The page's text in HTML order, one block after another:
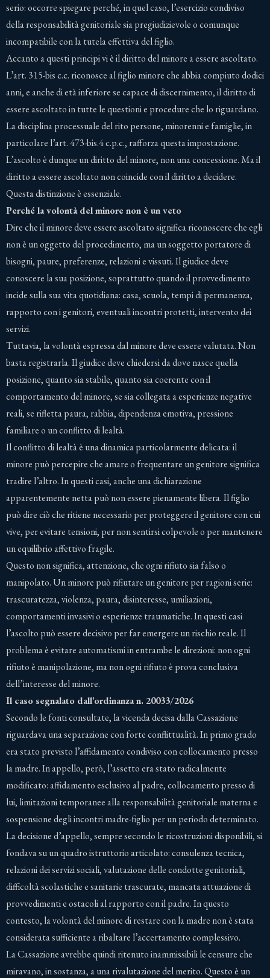
serio: occorre spiegare perché, in quel caso, l’esercizio condiviso
della responsabilità genitoriale sia pregiudizievole o comunque
incompatibile con la tutela effettiva del figlio.
Accanto a questi principi vi è il diritto del minore a essere ascoltato.
L’art. 315-bis c.c. riconosce al figlio minore che abbia compiuto dodici
anni, e anche di età inferiore se capace di discernimento, il diritto di
essere ascoltato in tutte le questioni e procedure che lo riguardano.
La disciplina processuale del rito persone, minorenni e famiglie, in
particolare l’art. 473-bis.4 c.p.c., rafforza questa impostazione.
L’ascolto è dunque un diritto del minore, non una concessione. Ma il
diritto a essere ascoltato non coincide con il diritto a decidere.
Questa distinzione è essenziale.
Perché la volontà del minore non è un veto
Dire che il minore deve essere ascoltato significa riconoscere che egli
non è un oggetto del procedimento, ma un soggetto portatore di
bisogni, paure, preferenze, relazioni e vissuti. Il giudice deve
conoscere la sua posizione, soprattutto quando il provvedimento
incide sulla sua vita quotidiana: casa, scuola, tempi di permanenza,
rapporto con i genitori, eventuali incontri protetti, intervento dei
servizi.
Tuttavia, la volontà espressa dal minore deve essere valutata. Non
basta registrarla. Il giudice deve chiedersi da dove nasce quella
posizione, quanto sia stabile, quanto sia coerente con il
comportamento del minore, se sia collegata a esperienze negative
reali, se rifletta paura, rabbia, dipendenza emotiva, pressione
familiare o un conflitto di lealtà.
Il conflitto di lealtà è una dinamica particolarmente delicata: il
minore può percepire che amare o frequentare un genitore significa
tradire l’altro. In questi casi, anche una dichiarazione
apparentemente netta può non essere pienamente libera. Il figlio
può dire ciò che ritiene necessario per proteggere il genitore con cui
vive, per evitare tensioni, per non sentirsi colpevole o per mantenere
un equilibrio affettivo fragile.
Questo non significa, attenzione, che ogni rifiuto sia falso o
manipolato. Un minore può rifiutare un genitore per ragioni serie:
trascuratezza, violenza, paura, disinteresse, umiliazioni,
comportamenti invasivi o esperienze traumatiche. In questi casi
l’ascolto può essere decisivo per far emergere un rischio reale. Il
problema è evitare automatismi in entrambe le direzioni: non ogni
rifiuto è manipolazione, ma non ogni rifiuto è prova conclusiva
dell’interesse del minore.
Il caso segnalato dall’ordinanza n. 20033/2026
Secondo le fonti consultate, la vicenda decisa dalla Cassazione
riguardava una separazione con forte conflittualità. In primo grado
era stato previsto l’affidamento condiviso con collocamento presso
la madre. In appello, però, l’assetto era stato radicalmente
modificato: affidamento esclusivo al padre, collocamento presso di
lui, limitazioni temporanee alla responsabilità genitoriale materna e
sospensione degli incontri madre-figlio per un periodo determinato.
La decisione d’appello, sempre secondo le ricostruzioni disponibili, si
fondava su un quadro istruttorio articolato: consulenza tecnica,
relazioni dei servizi sociali, valutazione delle condotte genitoriali,
difficoltà scolastiche e sanitarie trascurate, mancata attuazione di
provvedimenti e ostacoli al rapporto con il padre. In questo
contesto, la volontà del minore di restare con la madre non è stata
considerata sufficiente a ribaltare l’accertamento complessivo.
La Cassazione avrebbe quindi ritenuto inammissibili le censure che
miravano, in sostanza, a una rivalutazione del merito. Questo è un